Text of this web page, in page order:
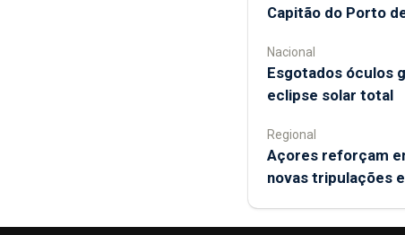
Capitão do Porto
Nacional
Esgotados óculos
eclipse solar total
Regional
Açores reforçam
novas tripulações